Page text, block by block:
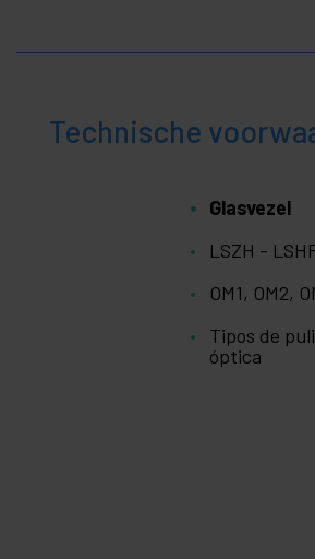
Technische
Glasvezel
LSZH -
OM1, OM2,
Tipos de
óptica